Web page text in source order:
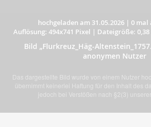
hochgeladen am 31.05.2026 | 0 mal
Auflösung: 494x741 Pixel | Dateigröße: 0,38
Bild „Flurkreuz_Häg-
anonymen Nutzer
Das dargestellte Bild wurde von einem Nutzer
übernimmt keinerlei Haftung für den Inhalt des
jedoch bei Verstößen nach §2(3) unserer